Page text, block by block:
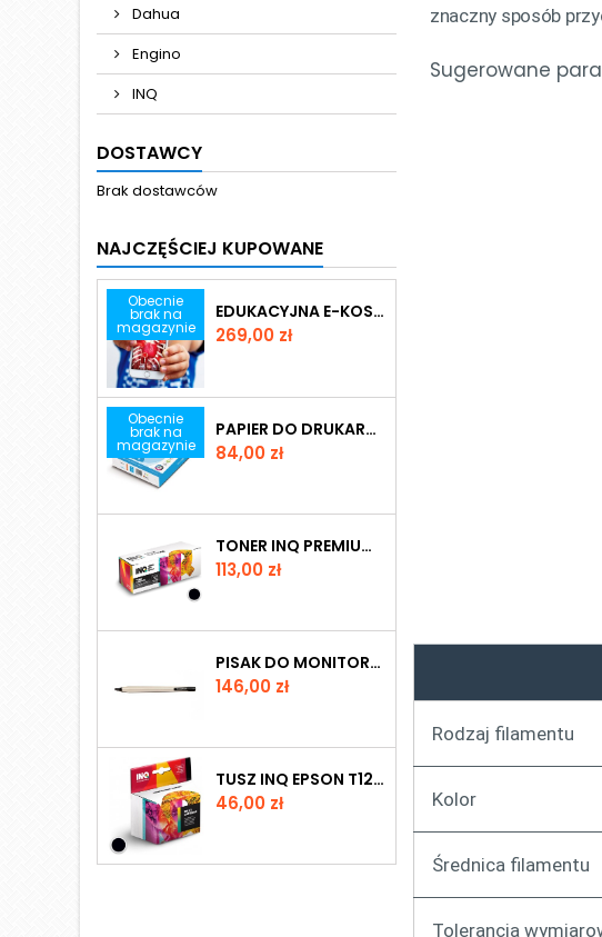
Dahua
Engino
INQ
DOSTAWCY
Brak dostawców
NAJCZĘŚCIEJ KUPOWANE
Obecnie
brak na
magazynie
EDUKACYJNA E-KOSZULKA VIRTUALI-TEE
Cena
269,00 zł
Obecnie
brak na
magazynie
PAPIER DO DRUKARKI STANDARD A4
Cena
84,00 zł
TONER INQ PREMIUM BROTHER TN 2421 BLACK
Cena
113,00 zł
PISAK DO MONITORÓW INTERAKTYWNYCH PROMETHEAN SERII NICKEL
Cena
146,00 zł
TUSZ INQ EPSON T1261 BLACK
Cena
46,00 zł
znaczny sposób
Sugerowane
Rodzaj filamentu
Kolor
Średnica filamentu
Tolerancja